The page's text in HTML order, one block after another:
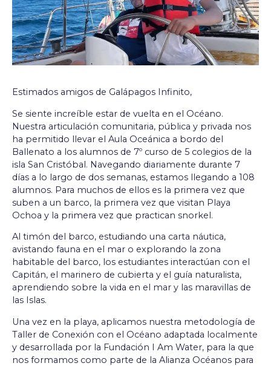
Estimados amigos de Galápagos Infinito,
Se siente increíble estar de vuelta en el Océano.
Nuestra articulación comunitaria, pública y privada nos
ha permitido llevar el Aula Oceánica a bordo del
Ballenato a los alumnos de 7º curso de 5 colegios de la
isla San Cristóbal. Navegando diariamente durante 7
días a lo largo de dos semanas, estamos llegando a 108
alumnos. Para muchos de ellos es la primera vez que
suben a un barco, la primera vez que visitan Playa
Ochoa y la primera vez que practican snorkel.
Al timón del barco, estudiando una carta náutica,
avistando fauna en el mar o explorando la zona
habitable del barco, los estudiantes interactúan con el
Capitán, el marinero de cubierta y el guía naturalista,
aprendiendo sobre la vida en el mar y las maravillas de
las Islas.
Una vez en la playa, aplicamos nuestra metodología de
Taller de Conexión con el Océano adaptada localmente
y desarrollada por la Fundación I Am Water, para la que
nos formamos como parte de la Alianza Océanos para